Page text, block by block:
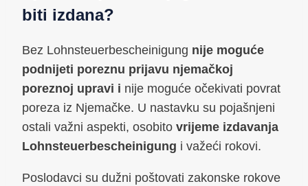
biti izdana?
Bez Lohnsteuerbescheinigung nije moguće
podnijeti poreznu prijavu njemačkoj
poreznoj upravi i nije moguće očekivati povrat
poreza iz Njemačke. U nastavku su pojašnjeni
ostali važni aspekti, osobito vrijeme izdavanja
Lohnsteuerbescheinigung i važeći rokovi.
Poslodavci su dužni poštovati zakonske rokove